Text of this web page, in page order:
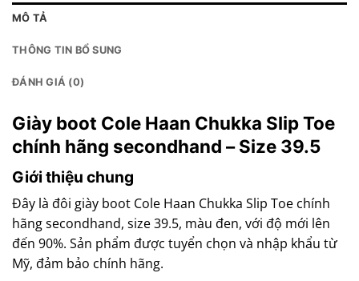
MÔ TẢ
THÔNG TIN BỔ SUNG
ĐÁNH GIÁ (0)
Giày boot Cole Haan Chukka Slip Toe
chính hãng secondhand – Size 39.5
Giới thiệu chung
Đây là đôi giày boot Cole Haan Chukka Slip Toe chính
hãng secondhand, size 39.5, màu đen, với độ mới lên
đến 90%. Sản phẩm được tuyển chọn và nhập khẩu từ
Mỹ, đảm bảo chính hãng.